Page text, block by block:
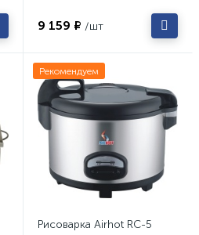
9 159 ₽ /шт
Рекомендуем
Рисоварка Airhot RC-5